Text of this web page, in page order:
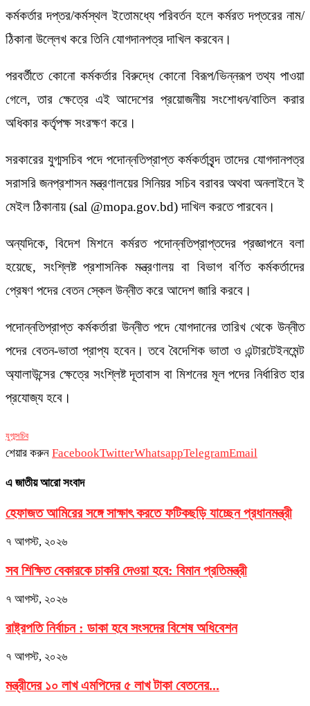
কর্মকর্তার দপ্তর/কর্মস্থল ইতোমধ্যে পরিবর্তন হলে কর্মরত দপ্তরের নাম/
ঠিকানা উল্লেখ করে তিনি যোগদানপত্র দাখিল করবেন।
পরবর্তীতে কোনো কর্মকর্তার বিরুদ্ধে কোনো বিরূপ/ভিন্নরূপ তথ্য পাওয়া
গেলে, তার ক্ষেত্রে এই আদেশের প্রয়োজনীয় সংশোধন/বাতিল করার
অধিকার কর্তৃপক্ষ সংরক্ষণ করে।
সরকারের যুগ্মসচিব পদে পদোন্নতিপ্রাপ্ত কর্মকর্তাবৃন্দ তাদের যোগদানপত্র
সরাসরি জনপ্রশাসন মন্ত্রণালয়ের সিনিয়র সচিব বরাবর অথবা অনলাইনে ই
মেইল ঠিকানায় (sal @mopa.gov.bd) দাখিল করতে পারবেন।
অন্যদিকে, বিদেশ মিশনে কর্মরত পদোন্নতিপ্রাপ্তদের প্রজ্ঞাপনে বলা
হয়েছে, সংশ্লিষ্ট প্রশাসনিক মন্ত্রণালয় বা বিভাগ বর্ণিত কর্মকর্তাদের
প্রেষণ পদের বেতন স্কেল উন্নীত করে আদেশ জারি করবে।
পদোন্নতিপ্রাপ্ত কর্মকর্তারা উন্নীত পদে যোগদানের তারিখ থেকে উন্নীত
পদের বেতন-ভাতা প্রাপ্য হবেন। তবে বৈদেশিক ভাতা ও এন্টারটেইনমেন্ট
অ্যালাউন্সের ক্ষেত্রে সংশ্লিষ্ট দূতাবাস বা মিশনের মূল পদের নির্ধারিত হার
প্রযোজ্য হবে।
যুগ্মসচিব
শেয়ার করুন FacebookTwitterWhatsappTelegramEmail
এ জাতীয় আরো সংবাদ
হেফাজত আমিরের সঙ্গে সাক্ষাৎ করতে ফটিকছড়ি যাচ্ছেন প্রধানমন্ত্রী
৭ আগস্ট, ২০২৬
সব শিক্ষিত বেকারকে চাকরি দেওয়া হবে: বিমান প্রতিমন্ত্রী
৭ আগস্ট, ২০২৬
রাষ্ট্রপতি নির্বাচন : ডাকা হবে সংসদের বিশেষ অধিবেশন
৭ আগস্ট, ২০২৬
মন্ত্রীদের ১০ লাখ এমপিদের ৫ লাখ টাকা বেতনের...